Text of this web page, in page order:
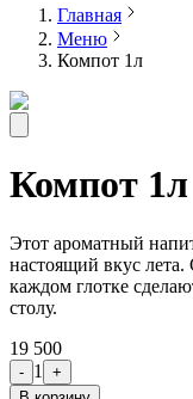
Главная
Меню
Компот 1л
Компот 1л
Этот ароматный
настоящий вкус лета.
каждом глотке
столу.
19 500
- 1
+